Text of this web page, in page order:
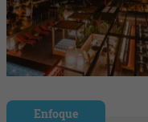
Enfoque